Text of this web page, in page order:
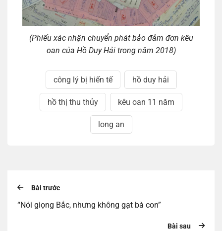
(Phiếu xác nhận chuyển phát bảo đảm đơn kêu
oan của Hồ Duy Hải trong năm 2018)
công lý bị hiến tế hồ duy hải
hồ thị thu thủy kêu oan 11 năm
long an
Bài trước
“Nói giọng Bắc, nhưng không gạt bà con”
Bài sau